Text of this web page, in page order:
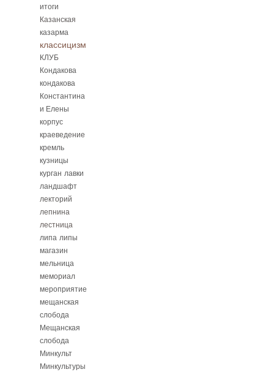
итоги
Казанская
казарма
классицизм
КЛУБ
Кондакова
кондакова
Константина
и Елены
корпус
краеведение
кремль
кузницы
курган лавки
ландшафт
лекторий
лепнина
лестница
липа липы
магазин
мельница
мемориал
мероприятие
мещанская
слобода
Мещанская
слобода
Минкульт
Минкультуры